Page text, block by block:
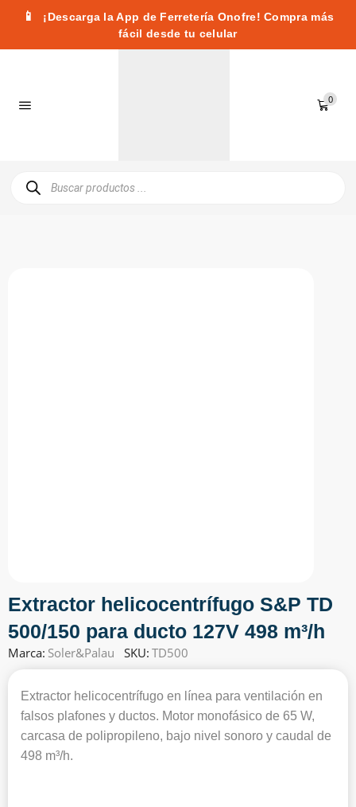
📱
¡Descarga la App de Ferretería Onofre! Compra más
fácil desde tu celular
0
Extractor helicocentrífugo S&P TD
500/150 para ducto 127V 498 m³/h
Marca: Soler&Palau SKU: TD500
Extractor helicocentrífugo en línea para ventilación en
falsos plafones y ductos. Motor monofásico de 65 W,
carcasa de polipropileno, bajo nivel sonoro y caudal de
498 m³/h.